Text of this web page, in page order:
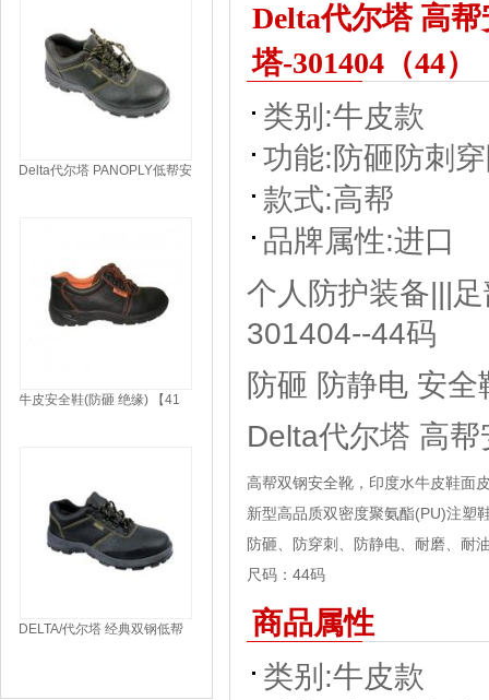
Delta代尔塔 高帮
塔-301404（44）
类别:牛皮款
功能:防砸防刺穿
款式:高帮
品牌属性:进口
个人防护装备|||
301404--44码
防砸 防静电 安全
Delta代尔塔 高
高帮双钢安全靴，印度水牛皮鞋面
新型高品质双密度聚氨酯(PU)注塑
防砸、防穿刺、防静电、耐磨、耐
尺码：44码
商品属性
类别:牛皮款
Delta代尔塔 PANOPLY低帮安
牛皮安全鞋(防砸 绝缘) 【41
DELTA/代尔塔 经典双钢低帮